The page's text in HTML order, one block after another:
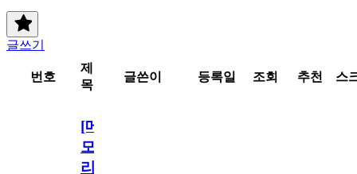
글쓰기
번호
제
목
글쓴이 등록일 조회 추천 스
[메
모
리